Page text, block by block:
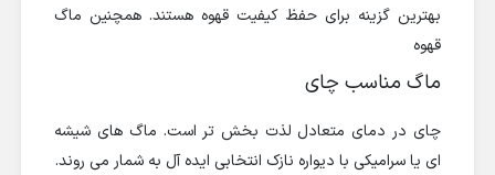
بهترین گزینه برای حفظ کیفیت قهوه هستند. همچنین ماگ
قهوه
ماگ مناسب چای
چای در دمای متعادل لذت بخش تر است. ماگ های شیشه
ای یا سرامیکی با دیواره نازک انتخابی ایده آل به شمار می روند.